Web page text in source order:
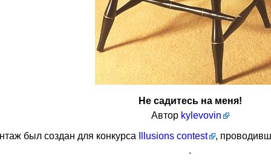
Не садитесь на меня!
Автор kylevovin
был создан для конкурса
Illusions contest
,
.